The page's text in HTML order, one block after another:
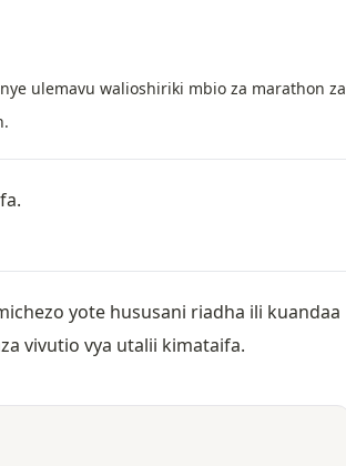
ulemavu walioshiriki mbio za marathon za
yote hususani riadha ili kuandaa
vivutio vya utalii kimataifa.